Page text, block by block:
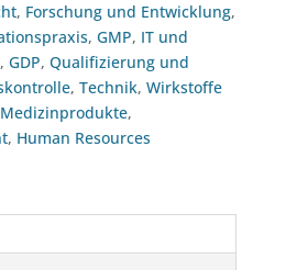
, Forschung und Entwicklung,
, GMP, IT und
, GDP, Qualifizierung und
, Technik, Wirkstoffe
Medizinprodukte,
, Human Resources